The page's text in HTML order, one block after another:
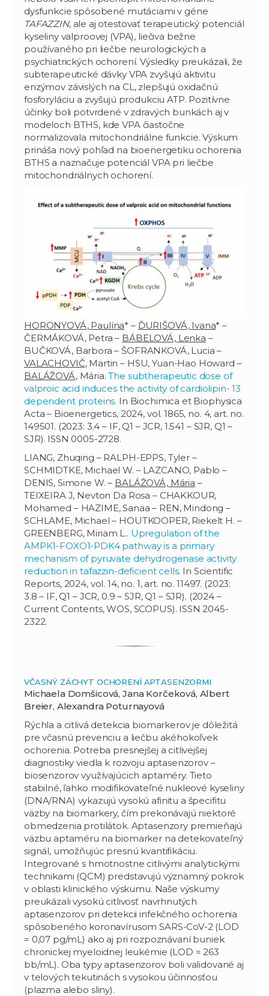
dysfunkcie spôsobené mutáciami v géne
TAFAZZIN, ale aj otestovať terapeutický potenciál
kyseliny valproovej (VPA), liečiva bežne
používaného pri liečbe neurologických a
psychiatrických ochorení. Výsledky preukázali, že
subterapeutické dávky VPA zvyšujú aktivitu
enzýmov závislých na CL, zlepšujú oxidačnú
fosforyláciu a zvyšujú produkciu ATP. Pozitívne
účinky boli potvrdené v zdravých bunkách aj v
modeloch BTHS, kde VPA čiastočne
normalizovala mitochondriálne funkcie. Výskum
prináša nový pohľad na bioenergetiku ochorenia
BTHS a naznačuje potenciál VPA pri liečbe
mitochondriálnych ochorení.
HORONYOVÁ, Paulína* – ĎURIŠOVÁ, Ivana* –
ČERMÁKOVÁ, Petra – BÁBELOVÁ, Lenka –
BUČKOVÁ, Barbora – ŠOFRANKOVÁ, Lucia –
VALACHOVIČ, Martin – HSU, Yuan-Hao Howard –
BALÁŽOVÁ, Mária.The subtherapeutic dose of
valproic acid induces the activity of cardiolipin- 13
dependent proteins. In Biochimica et Biophysica
Acta – Bioenergetics, 2024, vol. 1865, no. 4, art. no.
149501. (2023: 3.4 – IF, Q1 – JCR, 1.541 – SJR, Q1 –
SJR). ISSN 0005-2728.
LIANG, Zhuqing – RALPH-EPPS, Tyler –
SCHMIDTKE, Michael W. – LAZCANO, Pablo –
DENIS, Simone W. – BALÁŽOVÁ, Mária –
TEIXEIRA J, Nevton Da Rosa – CHAKKOUR,
Mohamed – HAZIME, Sanaa – REN, Mindong –
SCHLAME, Michael – HOUTKOOPER, Riekelt H. –
GREENBERG, Miriam L.. Upregulation of the
AMPK1-FOXO1-PDK4 pathway is a primary
mechanism of pyruvate dehydrogenase activity
reduction in tafazzin-deficient cells. In Scientific
Reports, 2024, vol. 14, no. 1, art. no. 11497. (2023:
3.8 – IF, Q1 – JCR, 0.9 – SJR, Q1 – SJR). (2024 –
Current Contents, WOS, SCOPUS). ISSN 2045-
2322.
VČASNÝ ZÁCHYT OCHORENÍ APTASENZORMI
Michaela Domšicová, Jana Korčeková, Albert
Breier, Alexandra Poturnayová
Rýchla a citlivá detekcia biomarkerov je dôležitá
pre včasnú prevenciu a liečbu akéhokoľvek
ochorenia. Potreba presnejšej a citlivejšej
diagnostiky viedla k rozvoju aptasenzorov –
biosenzorov využívajúcich aptaméry. Tieto
stabilné, ľahko modifikovateľné nukleové kyseliny
(DNA/RNA) vykazujú vysokú afinitu a špecifitu
väzby na biomarkery, čím prekonávajú niektoré
obmedzenia protilátok. Aptasenzory premieňajú
väzbu aptaméru na biomarker na detekovateľný
signál, umožňujúc presnú kvantifikáciu.
Integrované s hmotnostne citlivými analytickými
technikami (QCM) predstavujú významný pokrok
v oblasti klinického výskumu. Naše výskumy
preukázali vysokú citlivosť navrhnutých
aptasenzorov pri detekcii infekčného ochorenia
spôsobeného koronavírusom SARS-CoV-2 (LOD
= 0,07 pg/mL) ako aj pri rozpoznávaní buniek
chronickej myeloidnej leukémie (LOD = 263
bb/mL). Oba typy aptasenzorov boli validované aj
v telových tekutinách s vysokou účinnosťou
(plazma alebo sliny).